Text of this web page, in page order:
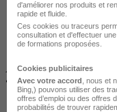
AIX-EN-PROVENCE
•
À distance / En
d'améliorer nos produits et
rapide et fluide.
Ces cookies ou traceurs
consultation et d'effectuer
de formations proposées.
Cookies publicitaires
Avec votre accord , nous et
Bing,) pouvons utiliser des
offres d’emploi ou des offres
probabilités de trouver